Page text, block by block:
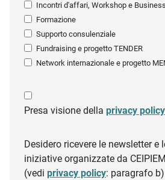
Incontri d'affari, Workshop e
Formazione
Supporto consulenziale
Fundraising e progetto TENDER
Network internazionale e progetto
Presa visione della privacy policy
Desidero ricevere le newsletter e
iniziative organizzate da
(vedi privacy policy: paragrafo